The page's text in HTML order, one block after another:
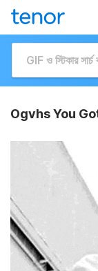
Ogvhs You